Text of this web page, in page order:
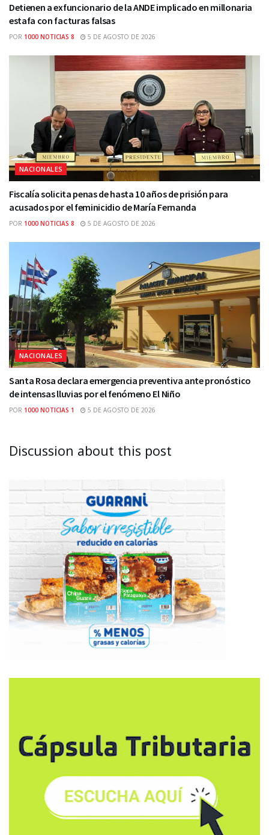
Detienen a exfuncionario de la ANDE implicado en millonaria
estafa con facturas falsas
POR 1000 NOTICIAS 8 5 DE AGOSTO DE 2026
NACIONALES
Fiscalía solicita penas de hasta 10 años de prisión para
acusados por el feminicidio de María Fernanda
POR 1000 NOTICIAS 8 5 DE AGOSTO DE 2026
NACIONALES
Santa Rosa declara emergencia preventiva ante pronóstico
de intensas lluvias por el fenómeno El Niño
POR 1000 NOTICIAS 1 5 DE AGOSTO DE 2026
Discussion about this post